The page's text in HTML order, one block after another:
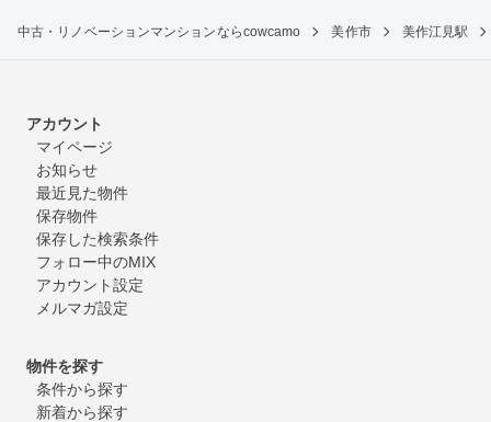
中古・リノベーションマンションならcowcamo 美作市 美作江見駅
アカウント
マイページ
お知らせ
最近見た物件
保存物件
保存した検索条件
フォロー中のMIX
アカウント設定
メルマガ設定
物件を探す
条件から探す
新着から探す